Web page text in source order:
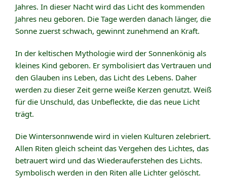
Jahres. In dieser Nacht wird das Licht des kommenden
Jahres neu geboren. Die Tage werden danach länger, die
Sonne zuerst schwach, gewinnt zunehmend an Kraft.
In der keltischen Mythologie wird der Sonnenkönig als
kleines Kind geboren. Er symbolisiert das Vertrauen und
den Glauben ins Leben, das Licht des Lebens. Daher
werden zu dieser Zeit gerne weiße Kerzen genutzt. Weiß
für die Unschuld, das Unbefleckte, die das neue Licht
trägt.
Die Wintersonnwende wird in vielen Kulturen zelebriert.
Allen Riten gleich scheint das Vergehen des Lichtes, das
betrauert wird und das Wiederauferstehen des Lichts.
Symbolisch werden in den Riten alle Lichter gelöscht.